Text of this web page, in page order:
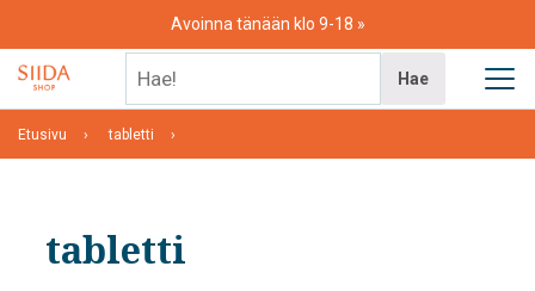
content
Avoinna tänään klo 9-18
Hae
Etusivu tabletti
tabletti